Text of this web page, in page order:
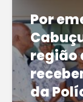
Por
região
da